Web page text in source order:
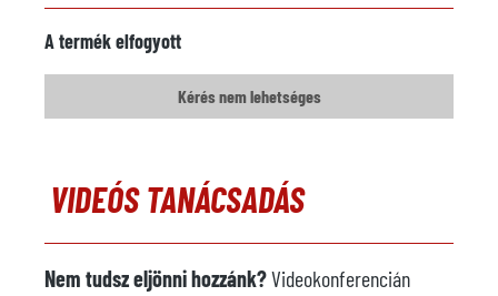
Gyártó
Modell
Gyártó
Modell
Év
A termék elfogyott
Kérés nem lehetséges
VIDEÓS TANÁCSADÁS
Nem tudsz eljönni hozzánk?Videokonferencián